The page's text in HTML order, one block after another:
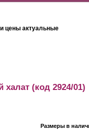
цены актуальные
халат (код 2924/01)
Размеры в